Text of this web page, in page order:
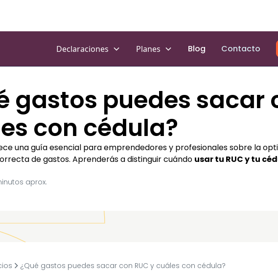
Declaraciones Planes Blog Contacto
gastos puedes sacar
con cédula?
una guía esencial para emprendedores y profesionales sobre la
de gastos. Aprenderás a distinguir cuándo usar tu RUC y tu
aprox.
¿Qué gastos puedes sacar con RUC y cuáles con cédula?